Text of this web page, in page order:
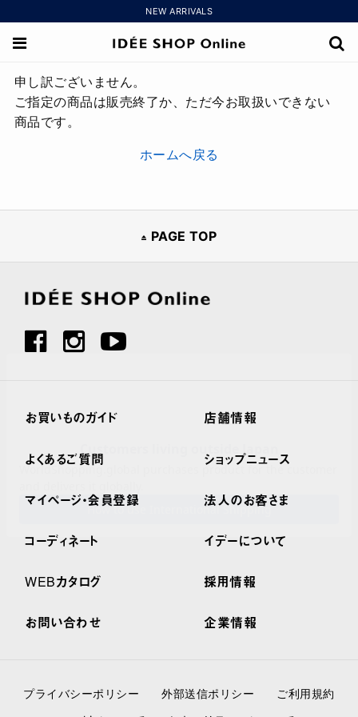
NEW ARRIVALS
申し訳ございません。
ご指定の商品は販売終了か、ただ今お取扱いできない
商品です。
ホームへ戻る
PAGE TOP
お買いものガイド
よくあるご質問
マイページ・会員登録
コーディネート
WEBカタログ
お問い合わせ
店舗情報
ショップニュース
法人のお客さま
イデーについて
採用情報
企業情報
プライバシーポリシー 外部送信ポリシー
ご利用規約